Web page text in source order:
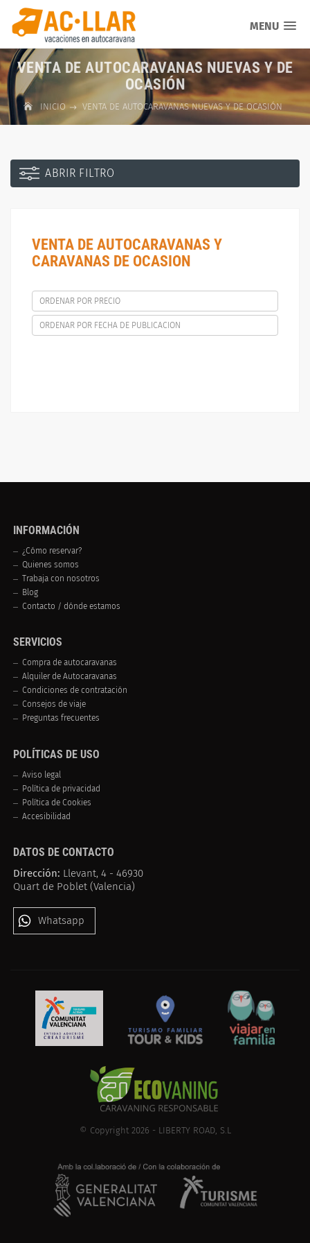
MENU
VENTA DE AUTOCARAVANAS NUEVAS Y DE
OCASIÓN
INICIO VENTA DE AUTOCARAVANAS NUEVAS Y DE OCASIÓN
ABRIR FILTRO
VENTA DE AUTOCARAVANAS Y
CARAVANAS DE OCASION
ORDENAR POR PRECIO
ORDENAR POR FECHA DE PUBLICACION
INFORMACIÓN
¿Cómo reservar?
Quienes somos
Trabaja con nosotros
Blog
Contacto / dónde estamos
SERVICIOS
Compra de autocaravanas
Alquiler de Autocaravanas
Condiciones de contratación
Consejos de viaje
Preguntas frecuentes
POLÍTICAS DE USO
Aviso legal
Política de privacidad
Política de Cookies
Accesibilidad
DATOS DE CONTACTO
Dirección: Llevant, 4 - 46930
Quart de Poblet (Valencia)
Whatsapp
© Copyright 2026 - LIBERTY ROAD, S.L